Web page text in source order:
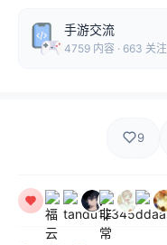
手游交流
4759 内容 · 663 关注
9